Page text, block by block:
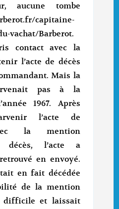
aucune tombe
capitaine-
vachat/Barberot.
contact avec la
l’acte de décès
Mais la
pas à la
1967. Après
l’acte de
la mention
décès, l’acte a
en envoyé.
en fait décédée
de la mention
difficile et laissait